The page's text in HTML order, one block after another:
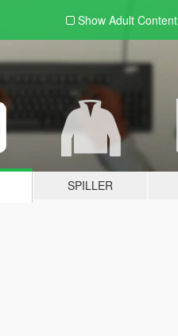
Show Adult Content
SPILLER